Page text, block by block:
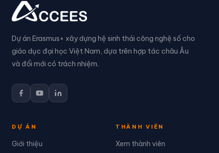
Dự án Erasmus+ xây dựng hệ sinh thái công nghệ số cho
giáo dục đại học Việt Nam, dựa trên hợp tác châu Âu
và đổi mới có trách nhiệm.
DỰ ÁN
Giới thiệu
THÀNH VIÊN
Xem thành viên